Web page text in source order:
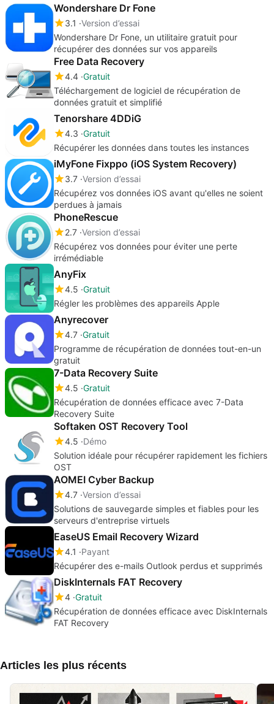
Wondershare Dr Fone
3.1 Version d’essai
Wondershare Dr Fone, un utilitaire gratuit pour
récupérer des données sur vos appareils
Free Data Recovery
4.4 Gratuit
Téléchargement de logiciel de récupération de
données gratuit et simplifié
Tenorshare 4DDiG
4.3 Gratuit
Récupérer les données dans toutes les instances
iMyFone Fixppo (iOS System Recovery)
3.7 Version d’essai
Récupérez vos données iOS avant qu'elles ne soient
perdues à jamais
PhoneRescue
2.7 Version d’essai
Récupérez vos données pour éviter une perte
irrémédiable
AnyFix
4.5 Gratuit
Régler les problèmes des appareils Apple
Anyrecover
4.7 Gratuit
Programme de récupération de données tout-en-un
gratuit
7-Data Recovery Suite
4.5 Gratuit
Récupération de données efficace avec 7-Data
Recovery Suite
Softaken OST Recovery Tool
4.5 Démo
Solution idéale pour récupérer rapidement les fichiers
OST
AOMEI Cyber Backup
4.7 Version d’essai
Solutions de sauvegarde simples et fiables pour les
serveurs d'entreprise virtuels
EaseUS Email Recovery Wizard
4.1
Payant
Récupérer des e-mails Outlook perdus et supprimés
DiskInternals FAT Recovery
4 Gratuit
Récupération de données efficace avec DiskInternals
FAT Recovery
Articles les plus récents